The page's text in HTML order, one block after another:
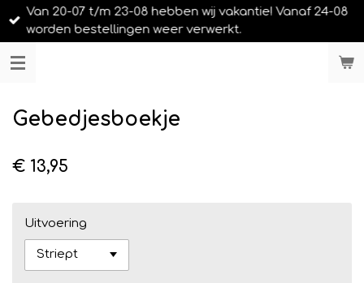
Ga
direct
de
Van 20-07 t/m 23-08 hebben wij vakantie! Vanaf 24-08
worden bestellingen weer verwerkt.
Gebedjesboekje
€ 13,95
Uitvoering